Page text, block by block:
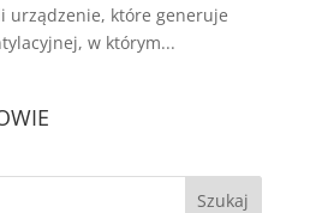
urządzenie, które generuje
w którym...